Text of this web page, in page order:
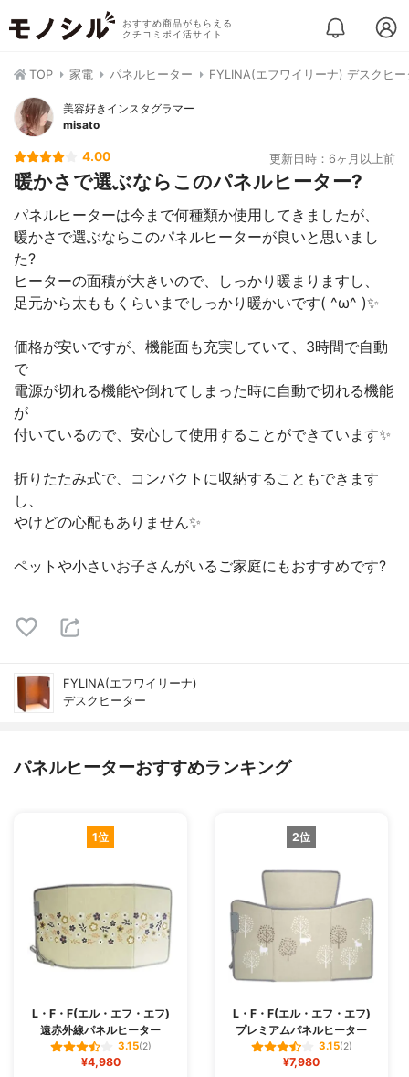
おすすめ商品がもらえる
クチコミポイ活サイト
TOP 家電 パネルヒーター FYLINA(エフワイリーナ) デスクヒー
美容好きインスタグラマー
misato
4.00 更新日時：6ヶ月以上前
暖かさで選ぶならこのパネルヒーター?
パネルヒーターは今まで何種類か使用してきましたが、
暖かさで選ぶならこのパネルヒーターが良いと思いまし
た?
ヒーターの面積が大きいので、しっかり暖まりますし、
足元から太ももくらいまでしっかり暖かいです( ^ω^ )✨
価格が安いですが、機能面も充実していて、3時間で自動
で
電源が切れる機能や倒れてしまった時に自動で切れる機能
が
付いているので、安心して使用することができています✨
折りたたみ式で、コンパクトに収納することもできます
し、
やけどの心配もありません✨
ペットや小さいお子さんがいるご家庭にもおすすめです?
FYLINA(エフワイリーナ)
デスクヒーター
パネルヒーターおすすめランキング
1位
L・F・F(エル・エフ・エフ)
遠赤外線パネルヒーター
3.15(2)
¥4,980
2位
L・F・F(エル・エフ・エフ)
プレミアムパネルヒーター
3.15(2)
¥7,980